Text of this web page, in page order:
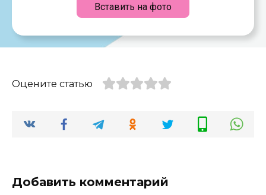
Вставить на фото
Оцените статью
Добавить комментарий